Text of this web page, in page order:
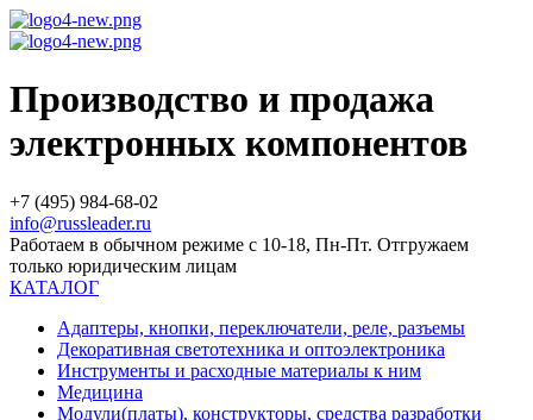
Производство и продажа
электронных компонентов
+7 (495) 984-68-02
info@russleader.ru
Работаем в обычном режиме с 10-18, Пн-Пт. Отгружаем
только юридическим лицам
КАТАЛОГ
Адаптеры, кнопки, переключатели, реле, разъемы
Декоративная светотехника и оптоэлектроника
Инструменты и расходные материалы к ним
Медицина
Модули(платы), конструкторы, средства разработки